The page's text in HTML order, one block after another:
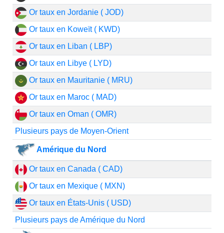
Or taux en Jordanie ( JOD)
Or taux en Koweït ( KWD)
Or taux en Liban ( LBP)
Or taux en Libye ( LYD)
Or taux en Mauritanie ( MRU)
Or taux en Maroc ( MAD)
Or taux en Oman ( OMR)
Plusieurs pays de Moyen-Orient
Amérique du Nord
Or taux en Canada ( CAD)
Or taux en Mexique ( MXN)
Or taux en États-Unis ( USD)
Plusieurs pays de Amérique du Nord